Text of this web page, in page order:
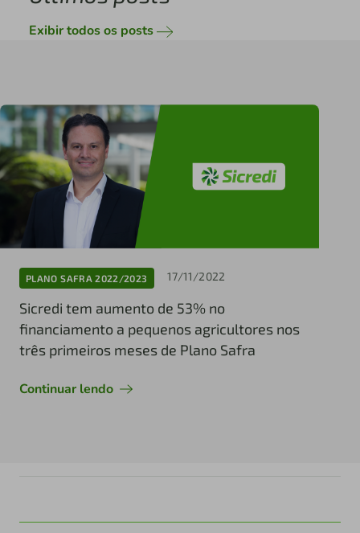
Exibir todos os posts
PLANO SAFRA 2022/2023 17/11/2022
Sicredi tem aumento de 53% no
financiamento a pequenos agricultores nos
três primeiros meses de Plano Safra
Continuar lendo